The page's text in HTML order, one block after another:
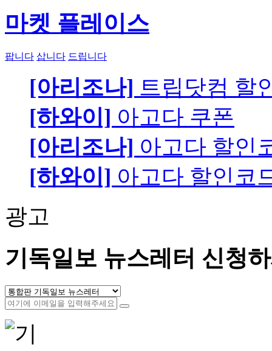
마켓 플레이스
팝니다 삽니다 드립니다
[아리조나] 트립닷컴 할
[하와이] 아고다 쿠폰
[아리조나] 아고다 할인
[하와이] 아고다 할인코
광고
기독일보 뉴스레터 신청